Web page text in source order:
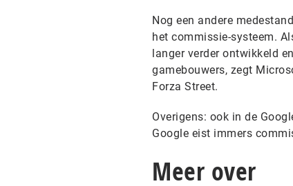
Nog een andere
het commissie-systeem.
langer verder ontwikkeld
gamebouwers, zegt
Forza Street.
Overigens: ook in de
Google eist immers
Meer over